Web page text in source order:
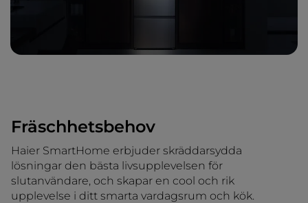
Fräschhetsbehov
Haier SmartHome erbjuder skräddarsydda
lösningar den bästa livsupplevelsen för
slutanvändare, och skapar en cool och rik
upplevelse i ditt smarta vardagsrum och kök.